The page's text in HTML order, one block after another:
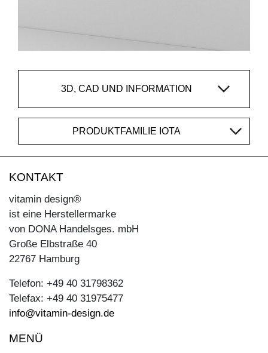
3D, CAD UND INFORMATION
PRODUKTFAMILIE IOTA
KONTAKT
vitamin design®
ist eine Herstellermarke
von DONA Handelsges. mbH
Große Elbstraße 40
22767 Hamburg
Telefon: +49 40 31798362
Telefax: +49 40 31975477
info@vitamin-design.de
MENÜ